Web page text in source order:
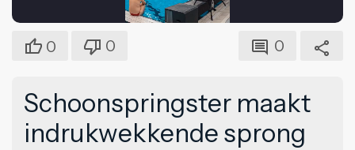
0 0 0
Schoonspringster maakt
indrukwekkende sprong